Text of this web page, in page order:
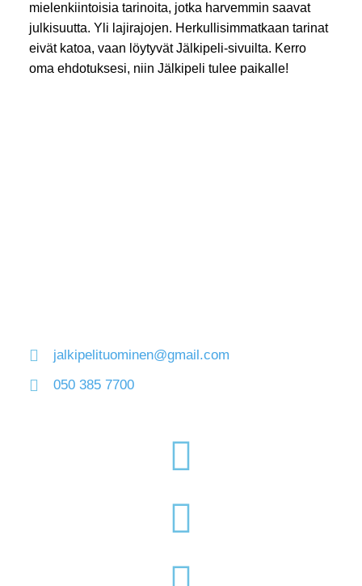
mielenkiintoisia tarinoita, jotka harvemmin saavat
julkisuutta. Yli lajirajojen. Herkullisimmatkaan tarinat
eivät katoa, vaan löytyvät Jälkipeli-sivuilta. Kerro
oma ehdotuksesi, niin Jälkipeli tulee paikalle!
jalkipelituominen@gmail.com
050 385 7700